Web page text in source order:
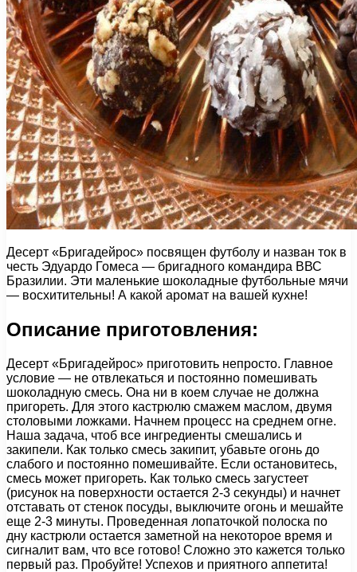
Десерт «Бригадейрос» посвящен футболу и назван ток в
честь Эдуардо Гомеса — бригадного командира ВВС
Бразилии. Эти маленькие шоколадные футбольные мячи
— восхитительны! А какой аромат на вашей кухне!
Описание приготовления:
Десерт «Бригадейрос» приготовить непросто. Главное
условие — не отвлекаться и постоянно помешивать
шоколадную смесь. Она ни в коем случае не должна
пригореть. Для этого кастрюлю смажем маслом, двумя
столовыми ложками. Начнем процесс на среднем огне.
Наша задача, чтоб все ингредиенты смешались и
закипели. Как только смесь закипит, убавьте огонь до
слабого и постоянно помешивайте. Если остановитесь,
смесь может пригореть. Как только смесь загустеет
(рисунок на поверхности остается 2-3 секунды) и начнет
отставать от стенок посуды, выключите огонь и мешайте
еще 2-3 минуты. Проведенная лопаточкой полоска по
дну кастрюли остается заметной на некоторое время и
сигналит вам, что все готово! Сложно это кажется только
первый раз. Пробуйте! Успехов и приятного аппетита!